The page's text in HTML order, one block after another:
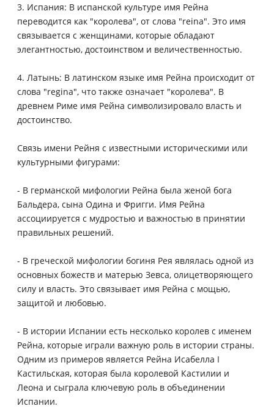
3. Испания: В испанской культуре имя Рейна
переводится как "королева", от слова "reina". Это имя
связывается с женщинами, которые обладают
элегантностью, достоинством и величественностью.
4. Латынь: В латинском языке имя Рейна происходит от
слова "regina", что также означает "королева". В
древнем Риме имя Рейна символизировало власть и
достоинство.
Связь имени Рейня с известными историческими или
культурными фигурами:
- В германской мифологии Рейна была женой бога
Бальдера, сына Одина и Фригги. Имя Рейна
ассоциируется с мудростью и важностью в принятии
правильных решений.
- В греческой мифологии богиня Рея являлась одной из
основных божеств и матерью Зевса, олицетворяющего
силу и власть. Это связывает имя Рейна с мощью,
защитой и любовью.
- В истории Испании есть несколько королев с именем
Рейна, которые играли важную роль в истории страны.
Одним из примеров является Рейна Исабелла I
Кастильская, которая была королевой Кастилии и
Леона и сыграла ключевую роль в объединении
Испании.